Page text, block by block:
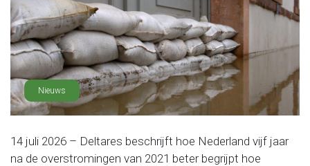
Nieuws
14 juli 2026 – Deltares beschrijft hoe Nederland vijf jaar
na de overstromingen van 2021 beter begrijpt hoe